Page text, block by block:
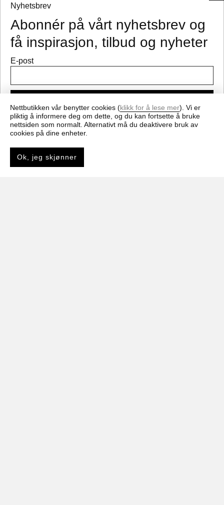
Nyhetsbrev
Abonnér på vårt nyhetsbrev og
få inspirasjon, tilbud og nyheter
E-post
Få nyheter og gode tilbud fra cemo.no
Nettbutikken vår benytter cookies (klikk for å lese mer). Vi er
pliktig å informere deg om dette, og du kan fortsette å bruke
nettsiden som normalt. Alternativt må du deaktivere bruk av
cookies på dine enheter.
Ok, jeg skjønner